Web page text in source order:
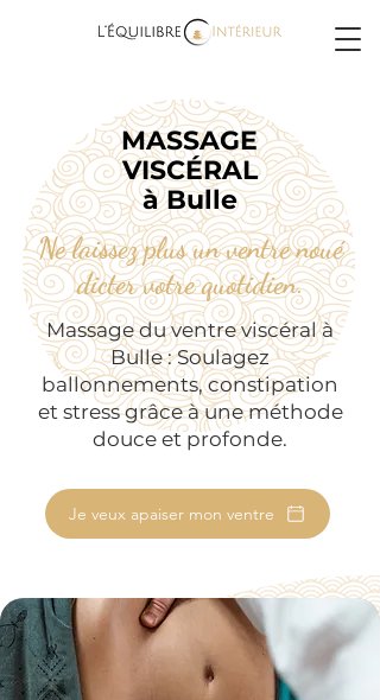
Ne laissez plus un ventre noué
dicter votre quotidien.
Massage du ventre viscéral à
Bulle : Soulagez
ballonnements, constipation
et stress grâce à une méthode
douce et profonde.
MASSAGE
VISCÉRAL
à Bulle
Je veux apaiser mon ventre